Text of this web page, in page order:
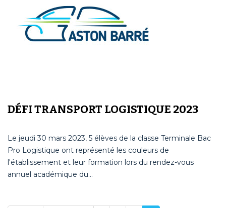
DÉFI TRANSPORT LOGISTIQUE 2023
Le jeudi 30 mars 2023, 5 élèves de la classe Terminale Bac
Pro Logistique ont représenté les couleurs de
l'établissement et leur formation lors du rendez-vous
annuel académique du...